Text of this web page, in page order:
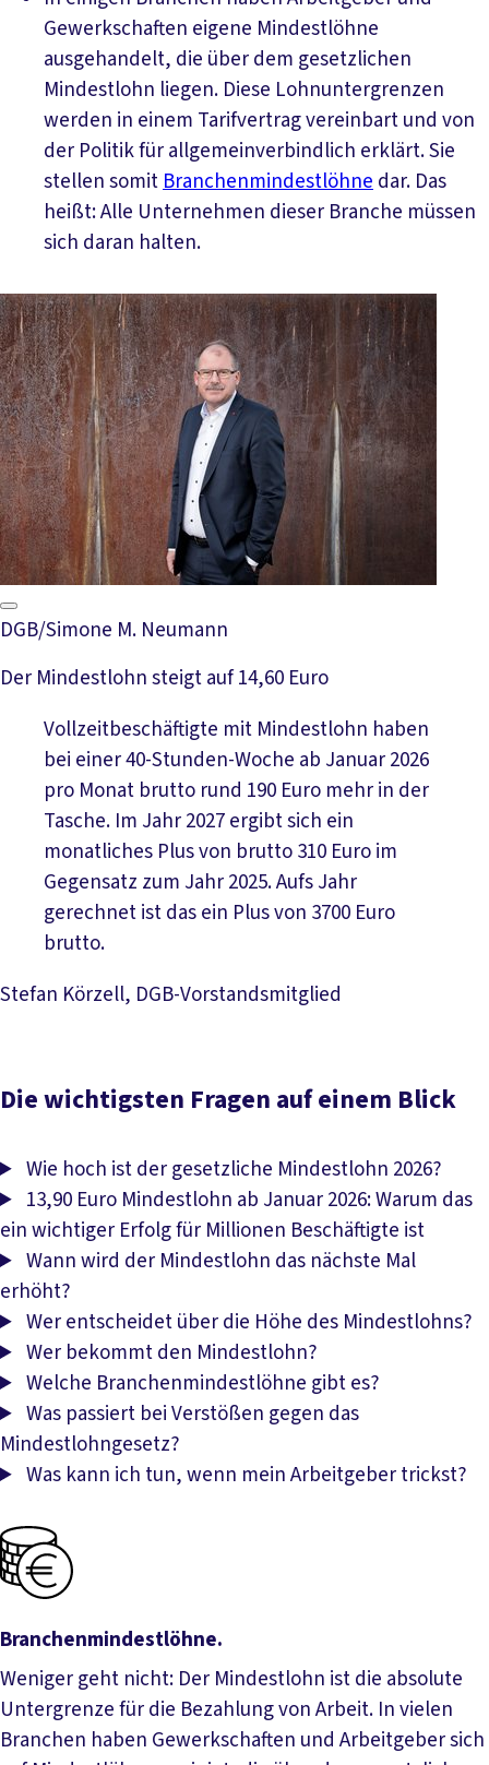
Gewerkschaften eigene Mindestlöhne
ausgehandelt, die über dem gesetzlichen
Mindestlohn liegen. Diese Lohnuntergrenzen
werden in einem Tarifvertrag vereinbart und von
der Politik für allgemeinverbindlich erklärt. Sie
stellen somitBranchenmindestlöhnedar. Das
heißt: Alle Unternehmen dieser Branche müssen
sich daran halten.
DGB/Simone M. Neumann
Der Mindestlohn steigt auf 14,60 Euro
Vollzeitbeschäftigte mit Mindestlohn haben
bei einer 40-Stunden-Woche ab Januar 2026
pro Monat brutto rund 190 Euro mehr in der
Tasche. Im Jahr 2027 ergibt sich ein
monatliches Plus von brutto 310 Euro im
Gegensatz zum Jahr 2025. Aufs Jahr
gerechnet ist das ein Plus von 3700 Euro
brutto.
Stefan Körzell, DGB-Vorstandsmitglied
Die wichtigsten Fragen auf einem Blick
Wie hoch ist der gesetzliche Mindestlohn 2026?
13,90 Euro Mindestlohn ab Januar 2026: Warum das
ein wichtiger Erfolg für Millionen Beschäftigte ist
Wann wird der Mindestlohn das nächste Mal
erhöht?
Wer entscheidet über die Höhe des Mindestlohns?
Wer bekommt den Mindestlohn?
Welche Branchenmindestlöhne gibt es?
Was passiert bei Verstößen gegen das
Mindestlohngesetz?
Was kann ich tun, wenn mein Arbeitgeber trickst?
Branchenmindestlöhne.
Weniger geht nicht: Der Mindestlohn ist die absolute
Untergrenze für die Bezahlung von Arbeit. In vielen
Branchen haben Gewerkschaften und Arbeitgeber sich